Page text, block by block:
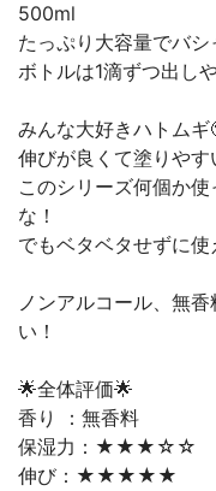
500ml
たっぷり大容量でバシ
ボトルは1滴ずつ出し
みんな大好きハトムギ
伸びが良くて塗りや
このシリーズ何個か
な！
でもベタベタせずに
ノンアルコール、無
い！
🌟全体評価🌟
香り ：無香料
保湿力：★★★☆☆
伸び：★★★★★